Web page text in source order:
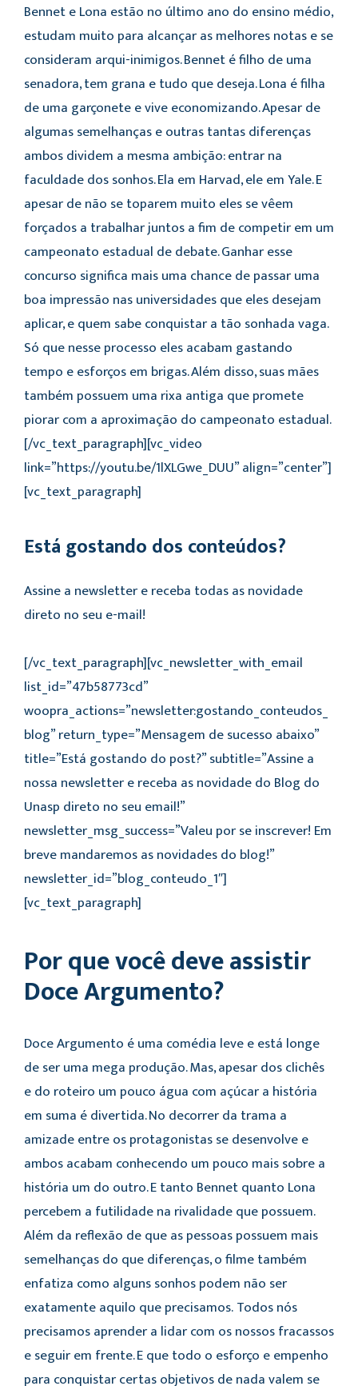
Bennet e Lona estão no último ano do ensino médio,
estudam muito para alcançar as melhores notas e se
consideram arqui-inimigos. Bennet é filho de uma
senadora, tem grana e tudo que deseja. Lona é filha
de uma garçonete e vive economizando. Apesar de
algumas semelhanças e outras tantas diferenças
ambos dividem a mesma ambição: entrar na
faculdade dos sonhos. Ela em Harvad, ele em Yale. E
apesar de não se toparem muito eles se vêem
forçados a trabalhar juntos a fim de competir em um
campeonato estadual de debate. Ganhar esse
concurso significa mais uma chance de passar uma
boa impressão nas universidades que eles desejam
aplicar, e quem sabe conquistar a tão sonhada vaga.
Só que nesse processo eles acabam gastando
tempo e esforços em brigas. Além disso, suas mães
também possuem uma rixa antiga que promete
piorar com a aproximação do campeonato estadual.
[/vc_text_paragraph][vc_video
link=”https://youtu.be/1lXLGwe_DUU” align=”center”]
[vc_text_paragraph]
Está gostando dos conteúdos?
Assine a newsletter e receba todas as novidade
direto no seu e-mail!
[/vc_text_paragraph][vc_newsletter_with_email
list_id=”47b58773cd”
woopra_actions=”newsletter:gostando_conteudos_
blog” return_type=”Mensagem de sucesso abaixo”
title=”Está gostando do post?” subtitle=”Assine a
nossa newsletter e receba as novidade do Blog do
Unasp direto no seu email!”
newsletter_msg_success=”Valeu por se inscrever! Em
breve mandaremos as novidades do blog!”
newsletter_id=”blog_conteudo_1″]
[vc_text_paragraph]
Por que você deve assistir
Doce Argumento?
Doce Argumento é uma comédia leve e está longe
de ser uma mega produção. Mas, apesar dos clichês
e do roteiro um pouco água com açúcar a história
em suma é divertida. No decorrer da trama a
amizade entre os protagonistas se desenvolve e
ambos acabam conhecendo um pouco mais sobre a
história um do outro. E tanto Bennet quanto Lona
percebem a futilidade na rivalidade que possuem.
Além da reflexão de que as pessoas possuem mais
semelhanças do que diferenças, o filme também
enfatiza como alguns sonhos podem não ser
exatamente aquilo que precisamos. Todos nós
precisamos aprender a lidar com os nossos fracassos
e seguir em frente. E que todo o esforço e empenho
para conquistar certas objetivos de nada valem se